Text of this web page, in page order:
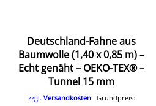
Deutschland-Fahne aus
Baumwolle (1,40 x 0,85 m) –
Echt genäht – OEKO-TEX® –
Tunnel 15 mm
zzgl. VersandkostenGrundpreis: